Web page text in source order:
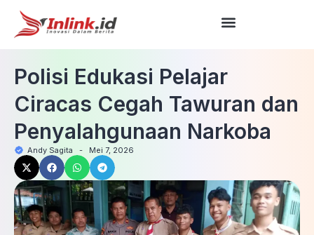
Polisi Edukasi Pelajar
Ciracas Cegah Tawuran dan
Penyalahgunaan Narkoba
Andy Sagita - Mei 7, 2026